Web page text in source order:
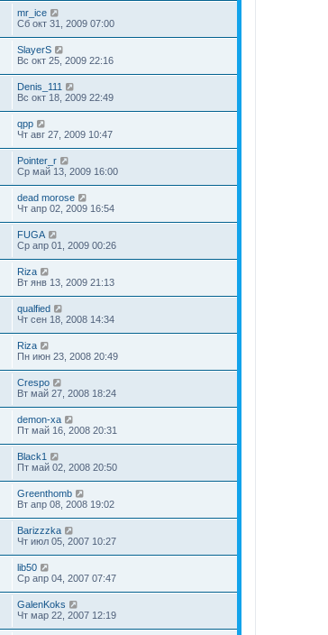
mr_ice
Сб окт 31, 2009 07:00
SlayerS
Вс окт 25, 2009 22:16
Denis_111
Вс окт 18, 2009 22:49
qpp
Чт авг 27, 2009 10:47
Pointer_r
Ср май 13, 2009 16:00
dead morose
Чт апр 02, 2009 16:54
FUGA
Ср апр 01, 2009 00:26
Riza
Вт янв 13, 2009 21:13
qualfied
Чт сен 18, 2008 14:34
Riza
Пн июн 23, 2008 20:49
Crespo
Вт май 27, 2008 18:24
demon-xa
Пт май 16, 2008 20:31
Black1
Пт май 02, 2008 20:50
Greenthomb
Вт апр 08, 2008 19:02
Barizzzka
Чт июл 05, 2007 10:27
lib50
Ср апр 04, 2007 07:47
GalenKoks
Чт мар 22, 2007 12:19